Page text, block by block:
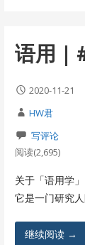
语用 |
2020-11-21
HW君
写评论
阅读(2,695)
关于「语用学
它是一门研究人
继续阅读 →